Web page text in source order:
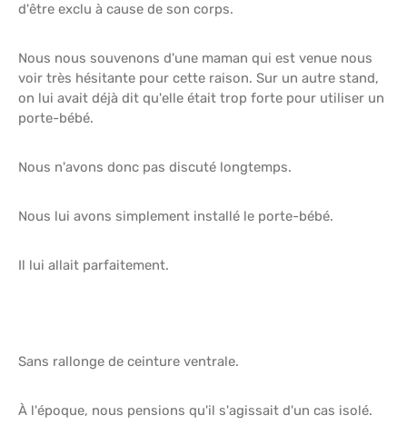
d'être exclu à cause de son corps.
Nous nous souvenons d'une maman qui est venue nous
voir très hésitante pour cette raison. Sur un autre stand,
on lui avait déjà dit qu'elle était trop forte pour utiliser un
porte-bébé.
Nous n'avons donc pas discuté longtemps.
Nous lui avons simplement installé le porte-bébé.
Il lui allait parfaitement.
Sans rallonge de ceinture ventrale.
À l'époque, nous pensions qu'il s'agissait d'un cas isolé.